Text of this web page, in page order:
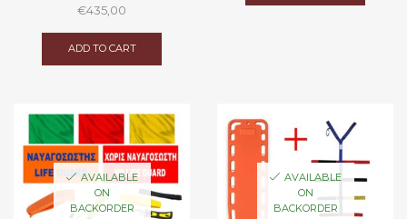
€435,00
ADD TO CART
AVAILABLE
ON
BACKORDER
AVAILABLE
ON
BACKORDER